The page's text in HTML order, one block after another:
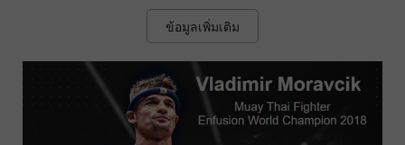
ข้อมูลเพิ่มเติม